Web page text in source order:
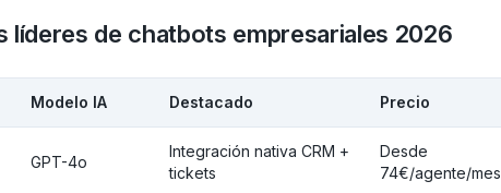
líderes de chatbots empresariales 2026
Modelo IA Destacado Precio
GPT-4o
Integración nativa CRM +
tickets
Desde
74€/agente/mes